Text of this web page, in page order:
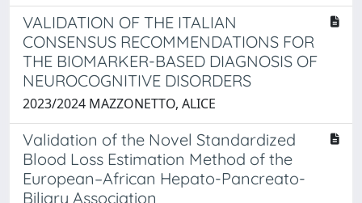
VALIDATION OF THE ITALIAN
CONSENSUS RECOMMENDATIONS FOR
THE BIOMARKER-BASED DIAGNOSIS OF
NEUROCOGNITIVE DISORDERS
2023/2024 MAZZONETTO, ALICE
Validation of the Novel Standardized
Blood Loss Estimation Method of the
European–African Hepato-Pancreato-
Biliary Association